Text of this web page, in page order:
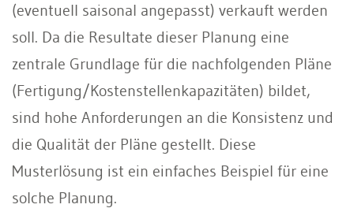
(eventuell saisonal angepasst) verkauft werden
soll. Da die Resultate dieser Planung eine
zentrale Grundlage für die nachfolgenden Pläne
(Fertigung/Kostenstellenkapazitäten) bildet,
sind hohe Anforderungen an die Konsistenz und
die Qualität der Pläne gestellt. Diese
Musterlösung ist ein einfaches Beispiel für eine
solche Planung.